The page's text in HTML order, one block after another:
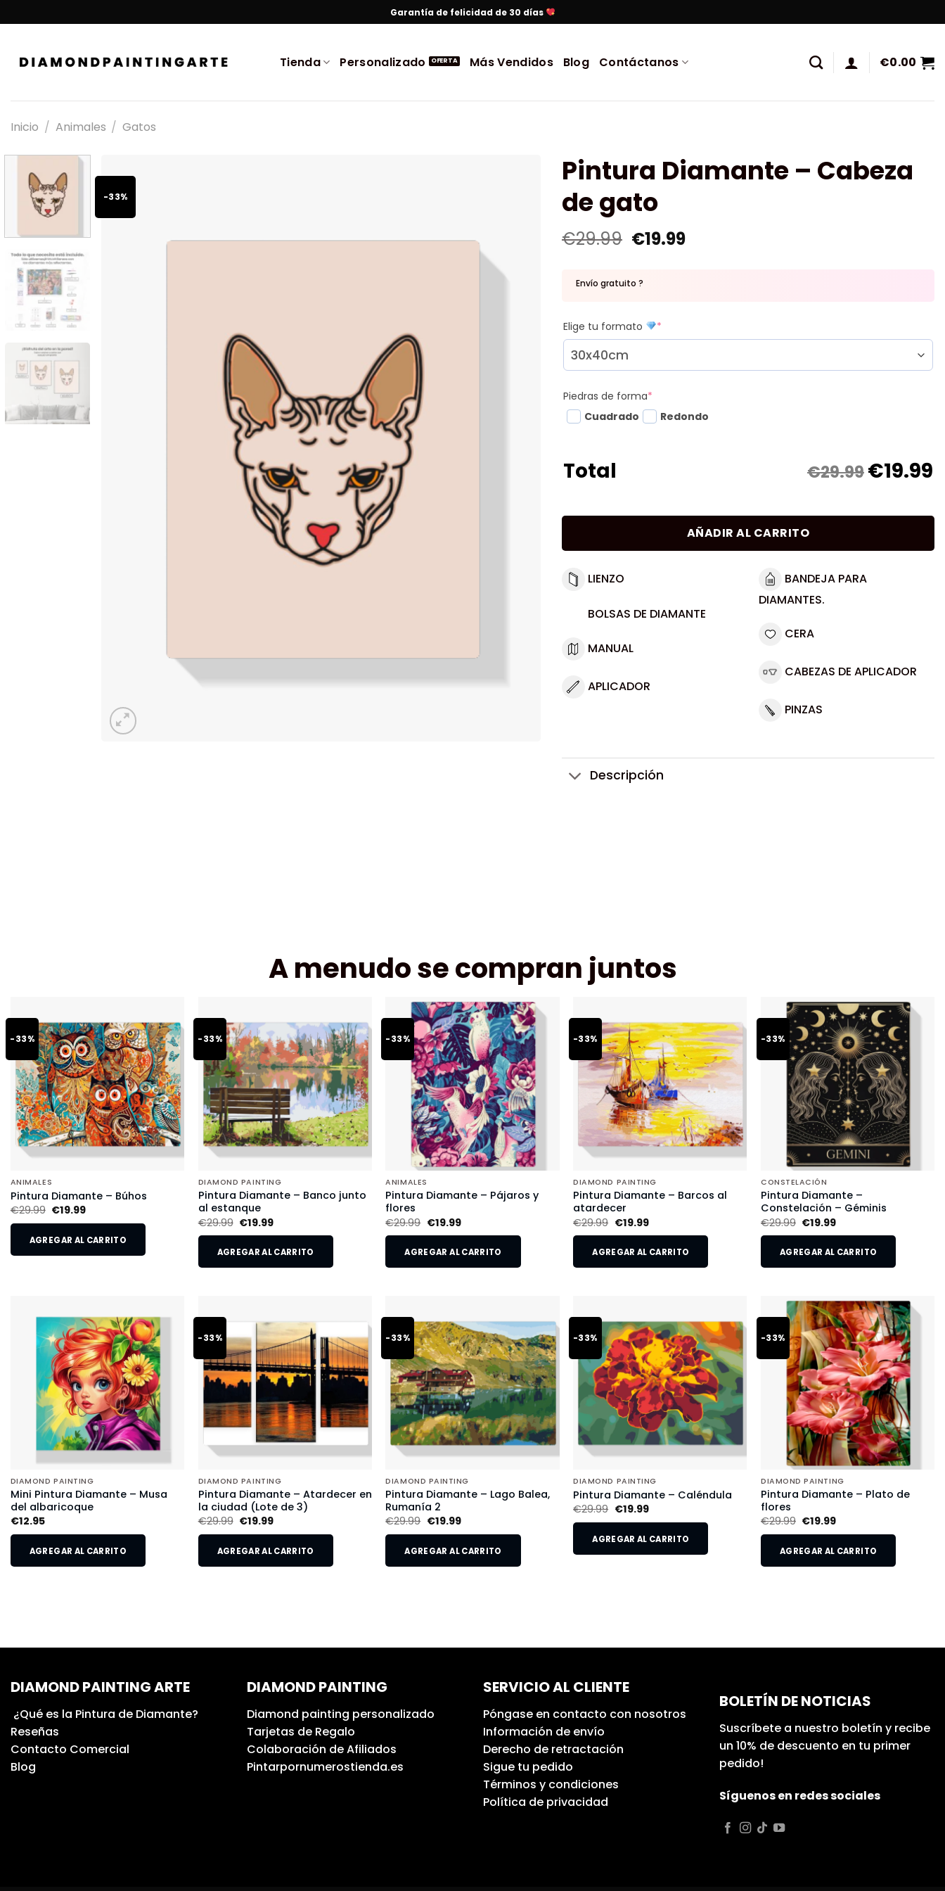
Garantía de felicidad de 30 días
Tienda Personalizado Más Vendidos Blog Contáctanos €0.00
Inicio / Animales / Gatos
-33%
Pintura Diamante – Cabeza
de gato
€29.99 €19.99
Envío gratuito ?
Elige tu formato *
Piedras de forma*
Cuadrado
Redondo
Total €29.99€19.99
AÑADIR AL CARRITO
LIENZO
BOLSAS DE DIAMANTE
MANUAL
APLICADOR
BANDEJA PARA
DIAMANTES.
CERA
CABEZAS DE APLICADOR
PINZAS
Descripción
A menudo se compran juntos
-33%
ANIMALES
Pintura Diamante – Búhos
€29.99 €19.99
AGREGAR AL CARRITO
-33%
DIAMOND PAINTING
Pintura Diamante – Banco junto
al estanque
€29.99 €19.99
AGREGAR AL CARRITO
-33%
ANIMALES
Pintura Diamante – Pájaros y
flores
€29.99 €19.99
AGREGAR AL CARRITO
-33%
DIAMOND PAINTING
Pintura Diamante – Barcos al
atardecer
€29.99 €19.99
AGREGAR AL CARRITO
-33%
CONSTELACIÓN
Pintura Diamante –
Constelación – Géminis
€29.99 €19.99
AGREGAR AL CARRITO
DIAMOND PAINTING
Mini Pintura Diamante – Musa
del albaricoque
€12.95
AGREGAR AL CARRITO
-33%
DIAMOND PAINTING
Pintura Diamante – Atardecer en
la ciudad (Lote de 3)
€29.99 €19.99
AGREGAR AL CARRITO
-33%
DIAMOND PAINTING
Pintura Diamante – Lago Balea,
Rumanía 2
€29.99 €19.99
AGREGAR AL CARRITO
-33%
DIAMOND PAINTING
Pintura Diamante – Caléndula
€29.99 €19.99
AGREGAR AL CARRITO
-33%
DIAMOND PAINTING
Pintura Diamante – Plato de
flores
€29.99 €19.99
AGREGAR AL CARRITO
DIAMOND PAINTING ARTE
¿Qué es la Pintura de Diamante?
Reseñas
Contacto Comercial
Blog
DIAMOND PAINTING
Diamond painting personalizado
Tarjetas de Regalo
Colaboración de Afiliados
Pintarpornumerostienda.es
SERVICIO AL CLIENTE
Póngase en contacto con nosotros
Información de envío
Derecho de retractación
Sigue tu pedido
Términos y condiciones
Política de privacidad
BOLETÍN DE NOTICIAS
Suscríbete a nuestro boletín y recibe
un 10% de descuento en tu primer
pedido!
Síguenos en redes sociales